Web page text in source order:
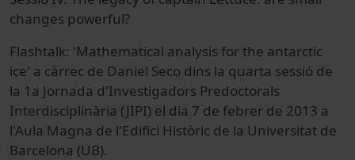
changes powerful?
Flashtalk: 'Mathematical analysis for the antarctic
ice' a càrrec de Daniel Seco dins la quarta sessió de
la 1a Jornada d'Investigadors Predoctorals
Interdisciplinària (JIPI) el dia 7 de febrer de 2013 a
l'Aula Magna de l'Edifici Històric de la Universitat de
Barcelona (UB).